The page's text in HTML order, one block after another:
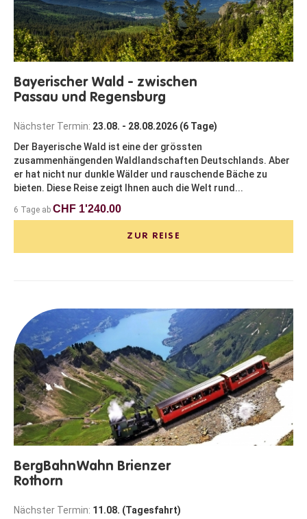
Bayerischer Wald - zwischen
Passau und Regensburg
Nächster Termin: 23.08. - 28.08.2026 (6 Tage)
Der Bayerische Wald ist eine der grössten
zusammenhängenden Waldlandschaften Deutschlands. Aber
er hat nicht nur dunkle Wälder und rauschende Bäche zu
bieten. Diese Reise zeigt Ihnen auch die Welt rund...
6 Tage ab CHF 1'240.00
ZUR REISE
BergBahnWahn Brienzer
Rothorn
Nächster Termin: 11.08. (Tagesfahrt)